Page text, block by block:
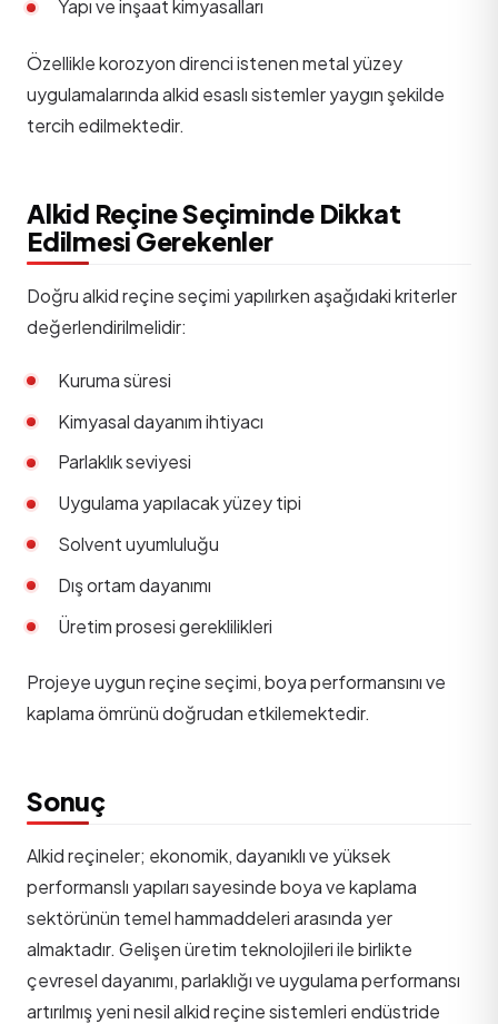
Yapı ve inşaat kimyasalları
Özellikle korozyon direnci istenen metal yüzey
uygulamalarında alkid esaslı sistemler yaygın şekilde
tercih edilmektedir.
Alkid Reçine Seçiminde Dikkat
Edilmesi Gerekenler
Doğru alkid reçine seçimi yapılırken aşağıdaki kriterler
değerlendirilmelidir:
Kuruma süresi
Kimyasal dayanım ihtiyacı
Parlaklık seviyesi
Uygulama yapılacak yüzey tipi
Solvent uyumluluğu
Dış ortam dayanımı
Üretim prosesi gereklilikleri
Projeye uygun reçine seçimi, boya performansını ve
kaplama ömrünü doğrudan etkilemektedir.
Sonuç
Alkid reçineler; ekonomik, dayanıklı ve yüksek
performanslı yapıları sayesinde boya ve kaplama
sektörünün temel hammaddeleri arasında yer
almaktadır. Gelişen üretim teknolojileri ile birlikte
çevresel dayanımı, parlaklığı ve uygulama performansı
artırılmış yeni nesil alkid reçine sistemleri endüstride